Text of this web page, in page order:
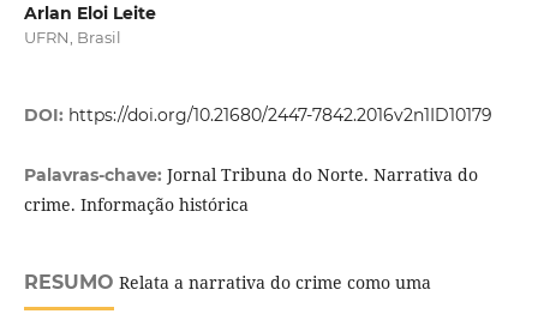
Arlan Eloi Leite
UFRN, Brasil
DOI: https://doi.org/10.21680/2447-7842.2016v2n1ID10179
Palavras-chave: Jornal Tribuna do Norte. Narrativa do
crime. Informação histórica
RESUMO Relata a narrativa do crime como uma